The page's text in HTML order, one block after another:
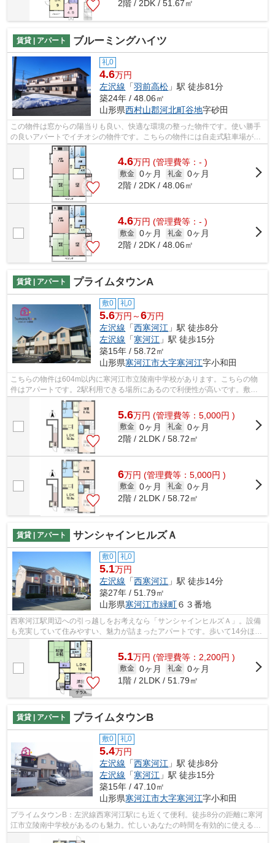
2階 / 2DK / 51.67㎡
賃貸 | アパート ブルーミングハイツ
礼0
4.6万円
左沢線 「羽前高松 」駅 徒歩81分
築24年 / 48.06㎡
山形県西村山郡河北町谷地字砂田
この物件は窓からの陽当りも良い、快適な環境の整った物件です。使い勝手
の良いアパートでイチオシの物件です。こちらの物件には自走式駐車場があ
ります。最上階はベランダで洗濯もの...
4.6万円 (管理費等：- )
敷金 0ヶ月 礼金 0ヶ月
2階 / 2DK / 48.06㎡
4.6万円 (管理費等：- )
敷金 0ヶ月 礼金 0ヶ月
2階 / 2DK / 48.06㎡
賃貸 | アパート プライムタウンA
敷0 礼0
5.6万円～6万円
左沢線 「西寒河江 」駅 徒歩8分
左沢線 「寒河江 」駅 徒歩15分
築15年 / 58.72㎡
山形県寒河江市大字寒河江字小和田
こちらの物件は604m以内に寒河江市立陵南中学校があります。こちらの物
件はアパートです。2駅利用できる場所にあるので利便性が高いです。敷地
内にゴミ置き場が付いているので、遠くま...
5.6万円 (管理費等：5,000円 )
敷金 0ヶ月 礼金 0ヶ月
2階 / 2LDK / 58.72㎡
6万円 (管理費等：5,000円 )
敷金 0ヶ月 礼金 0ヶ月
2階 / 2LDK / 58.72㎡
賃貸 | アパート サンシャインヒルズＡ
敷0 礼0
5.1万円
左沢線 「西寒河江 」駅 徒歩14分
築27年 / 51.79㎡
山形県寒河江市緑町６３番地
西寒河江駅周辺への引っ越しをお考えなら「サンシャインヒルズＡ」。設備
も充実していて住みやすい、魅力が詰まったアパートです。歩いて14分ほど
で駅にアクセスできる、立地の良さも...
5.1万円 (管理費等：2,200円 )
敷金 0ヶ月 礼金 0ヶ月
1階 / 2LDK / 51.79㎡
賃貸 | アパート プライムタウンB
敷0 礼0
5.4万円
左沢線 「西寒河江 」駅 徒歩8分
左沢線 「寒河江 」駅 徒歩15分
築15年 / 47.10㎡
山形県寒河江市大字寒河江字小和田
プライムタウンB：左沢線西寒河江駅にも近くて便利。徒歩8分の距離に寒河
江市立陵南中学校があるのも魅力。忙しいあなたの時間を有効的に使えるの
が敷地内ごみ置き場です。クレジット...